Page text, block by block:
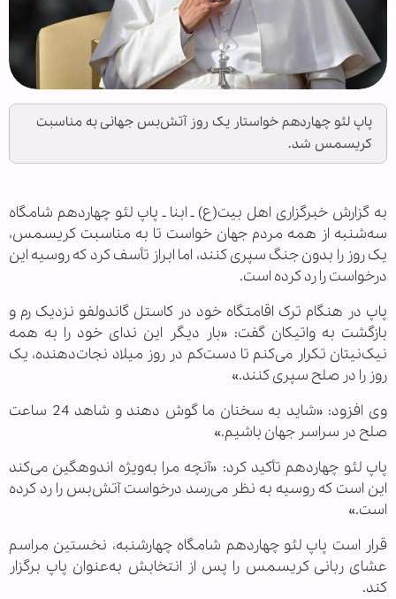
پاپ لئو چهاردهم خواستار یک روز آتش‌بس جهانی به مناسبت
کریسمس شد.
به گزارش خبرگزاری اهل بیت(ع) ـ ابنا ـ پاپ لئو چهاردهم شامگاه
سه‌شنبه از همه مردم جهان خواست تا به مناسبت کریسمس،
یک روز را بدون جنگ سپری کنند، اما ابراز تأسف کرد که روسیه این
درخواست را رد کرده است.
پاپ در هنگام ترک اقامتگاه خود در کاستل گاندولفو نزدیک رم و
بازگشت به واتیکان گفت: «بار دیگر این ندای خود را به همه
نیک‌نیتان تکرار می‌کنم تا دست‌کم در روز میلاد نجات‌دهنده، یک
روز را در صلح سپری کنند.»
وی افزود: «شاید به سخنان ما گوش دهند و شاهد 24 ساعت
صلح در سراسر جهان باشیم.»
پاپ لئو چهاردهم تأکید کرد: «آنچه مرا به‌ویژه اندوهگین می‌کند
این است که روسیه به نظر می‌رسد درخواست آتش‌بس را رد کرده
است.»
قرار است پاپ لئو چهاردهم شامگاه چهارشنبه، نخستین مراسم
عشای ربانی کریسمس را پس از انتخابش به‌عنوان پاپ برگزار
کند.